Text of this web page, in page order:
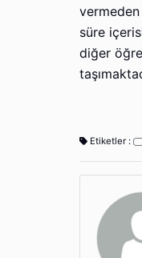
süre
diğer
Etiketler :